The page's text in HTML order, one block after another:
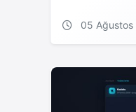
05 Ağustos